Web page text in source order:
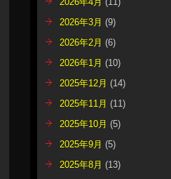
2026年3月 (9)
2026年2月 (6)
2026年1月 (10)
2025年12月 (14)
2025年11月 (11)
2025年10月 (5)
2025年9月 (5)
2025年8月 (13)